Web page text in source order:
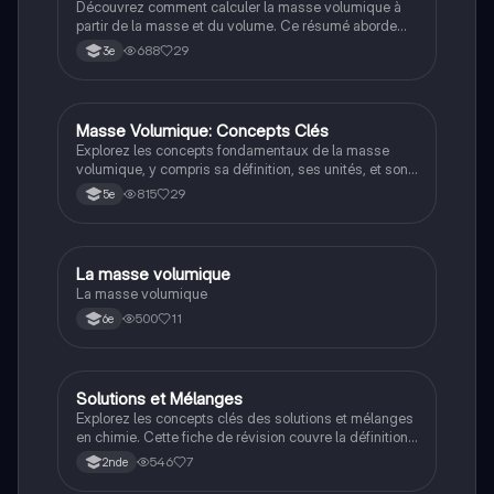
Découvrez comment calculer la masse volumique à
partir de la masse et du volume. Ce résumé aborde
les formules essentielles, y compris m = p × V, et
fournit des exemples pratiques pour les étudiants en
rapide des concepts de base.
3e 688 29
Physique/Chimie
Masse Volumique: Concepts Clés
Explorez les concepts fondamentaux de la masse
volumique, y compris sa définition, ses unités, et son
calcul. Ce résumé aborde les propriétés des
matériaux solides, liquides et gazeux, ainsi que des
cherchant à comprendre les bases de la densité et
son impact sur les objets.
5e 815 29
SVT
La masse volumique
La masse volumique
6e 500 11
Physique/Chimie
Solutions et Mélanges
Explorez les concepts clés des solutions et mélanges
en chimie. Cette fiche de révision couvre la définition
des corps purs, les mélanges homogènes et
hétérogènes, ainsi que les calculs de masse
2nde 546 7